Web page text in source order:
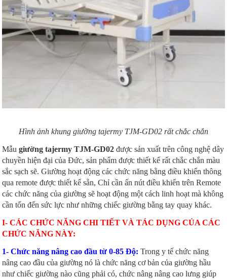
Hình ảnh khung giường tajermy TJM-GD02 rất chắc chắn
Mẫugiường tajermy TJM-GD02 được sản xuất trên công nghệ dây
chuyền hiện đại của Đức, sản phẩm được thiết kế rất chắc chắn màu
sắc sạch sẽ. Giường hoạt động các chức năng bằng điều khiển thông
qua remote được thiết kế sẵn, Chỉ cần ấn nút điều khiển trên Remote
các chức năng của giường sẽ hoạt động một cách linh hoạt mà không
cần tốn đến sức lực như những chiếc giường bằng tay quay khác.
I- CÁC CHỨC NĂNG CHI TIẾT VÀ TÁC DỤNG CỦA CÁC
CHỨC NĂNG NÀY:
1- Chức năng nâng cao đầu từ 0-85 Độ: Trong y tế chức năng
nâng cao đầu của giường nó là chức năng cơ bản của giường hầu
như chiếc giường nào cũng phải có, chức nâng nâng cao lưng giúp